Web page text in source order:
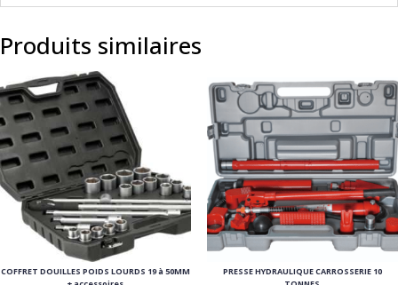
Produits similaires
COFFRET DOUILLES POIDS LOURDS 19 à 50MM
PRESSE HYDRAULIQUE CARROSSERIE 10